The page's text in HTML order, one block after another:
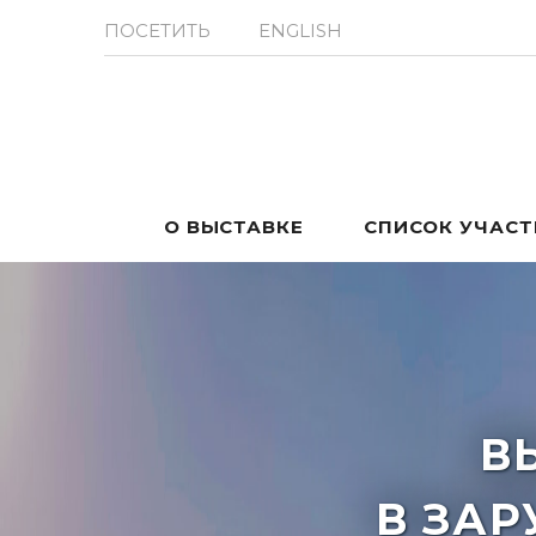
ПОСЕТИТЬ ENGLISH
О ВЫСТАВКЕ СПИСОК
В